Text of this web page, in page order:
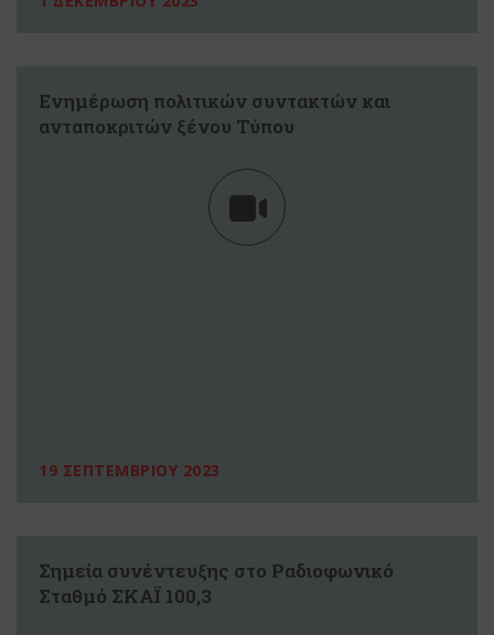
Ενημέρωση πολιτικών συντακτών και
ανταποκριτών ξένου Τύπου
19 ΣΕΠΤΕΜΒΡΙΟΥ 2023
Σημεία συνέντευξης στο Ραδιοφωνικό
Σταθμό ΣΚΑΪ 100,3